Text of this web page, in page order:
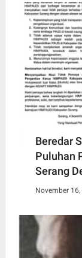
Beredar
Puluhan
Serang
November